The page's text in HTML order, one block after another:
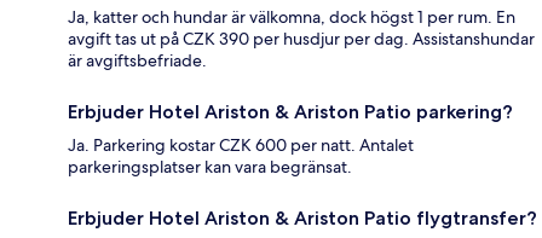
Ja, katter och hundar är välkomna, dock högst 1 per rum. En
avgift tas ut på CZK 390 per husdjur per dag. Assistanshundar
är avgiftsbefriade.
Erbjuder Hotel Ariston & Ariston Patio parkering?
Ja. Parkering kostar CZK 600 per natt. Antalet
parkeringsplatser kan vara begränsat.
Erbjuder Hotel Ariston & Ariston Patio flygtransfer?